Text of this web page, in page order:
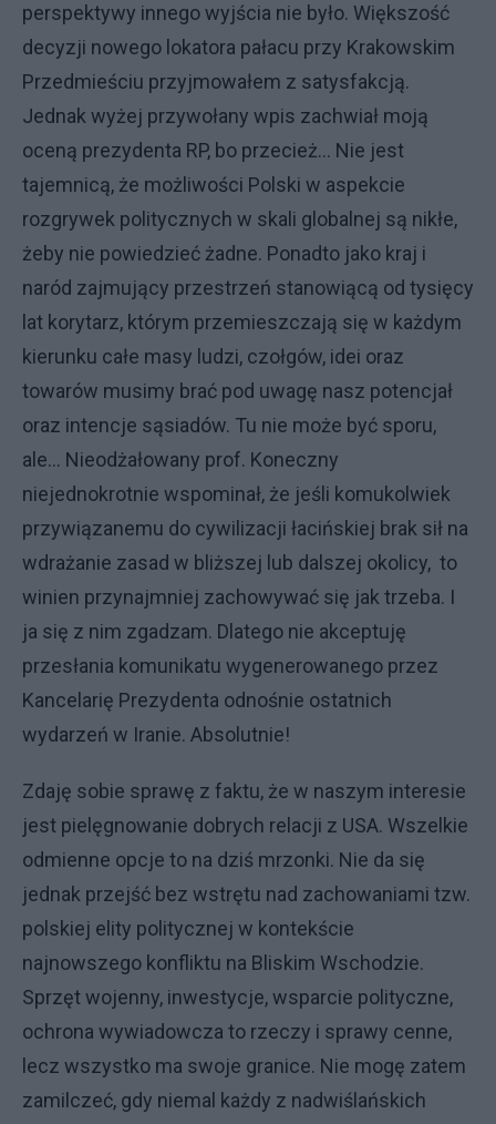
perspektywy innego wyjścia nie było. Większość
decyzji nowego lokatora pałacu przy Krakowskim
Przedmieściu przyjmowałem z satysfakcją.
Jednak wyżej przywołany wpis zachwiał moją
oceną prezydenta RP, bo przecież… Nie jest
tajemnicą, że możliwości Polski w aspekcie
rozgrywek politycznych w skali globalnej są nikłe,
żeby nie powiedzieć żadne. Ponadto jako kraj i
naród zajmujący przestrzeń stanowiącą od tysięcy
lat korytarz, którym przemieszczają się w każdym
kierunku całe masy ludzi, czołgów, idei oraz
towarów musimy brać pod uwagę nasz potencjał
oraz intencje sąsiadów. Tu nie może być sporu,
ale… Nieodżałowany prof. Koneczny
niejednokrotnie wspominał, że jeśli komukolwiek
przywiązanemu do cywilizacji łacińskiej brak sił na
wdrażanie zasad w bliższej lub dalszej okolicy, to
winien przynajmniej zachowywać się jak trzeba. I
ja się z nim zgadzam. Dlatego nie akceptuję
przesłania komunikatu wygenerowanego przez
Kancelarię Prezydenta odnośnie ostatnich
wydarzeń w Iranie. Absolutnie!
Zdaję sobie sprawę z faktu, że w naszym interesie
jest pielęgnowanie dobrych relacji z USA. Wszelkie
odmienne opcje to na dziś mrzonki. Nie da się
jednak przejść bez wstrętu nad zachowaniami tzw.
polskiej elity politycznej w kontekście
najnowszego konfliktu na Bliskim Wschodzie.
Sprzęt wojenny, inwestycje, wsparcie polityczne,
ochrona wywiadowcza to rzeczy i sprawy cenne,
lecz wszystko ma swoje granice. Nie mogę zatem
zamilczeć, gdy niemal każdy z nadwiślańskich